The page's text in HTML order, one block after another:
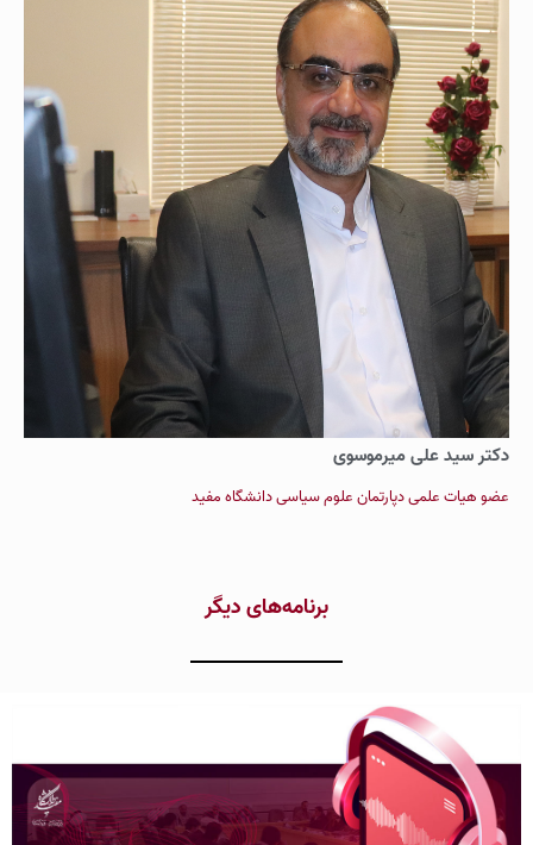
دکتر سید علی میرموسوی
عضو هیات علمی دپارتمان علوم سیاسی دانشگاه مفید
برنامه‌های دیگر